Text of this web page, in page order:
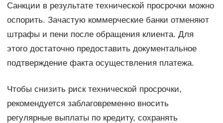
Санкции в результате технической просрочки можно
оспорить. Зачастую коммерческие банки отменяют
штрафы и пени после обращения клиента. Для
этого достаточно предоставить документальное
подтверждение факта осуществления платежа.
Чтобы снизить риск технической просрочки,
рекомендуется заблаговременно вносить
регулярные выплаты по кредиту, сохранять